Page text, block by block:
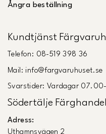
Ångra beställning
Kundtjänst
Telefon: 08-519 398 36
Mail: info@fargvaruhuset.se
Svarstider: Vardagar
Södertälje Färghandel
Adress:
Uthamnsvägen 2